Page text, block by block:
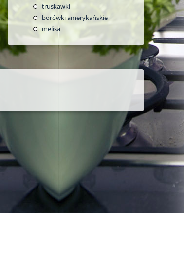
truskawki
borówki amerykańskie
melisa